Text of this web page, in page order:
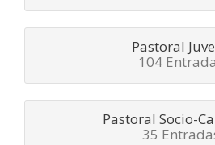
Pastoral
104
Pastoral Socio-
35